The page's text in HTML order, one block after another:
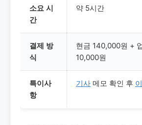
소요 시
간
약 5시간
결제 방
식
현금 140,000원 +
10,000원
특이사
항
기사 메모 확인 후